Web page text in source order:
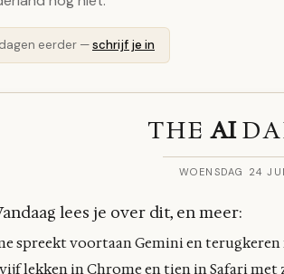
eerder —schrijf je in
THE AI
WOENSDAG 24
lees je over dit, en meer:
spreekt voortaan Gemini en
lekken in Chrome en tien in Safari